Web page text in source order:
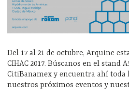
Del 17 al 21 de octubre, Arquine
CIHAC 2017. Búscanos en el stand
CitiBanamex y encuentra ahí
nuestros próximos eventos y